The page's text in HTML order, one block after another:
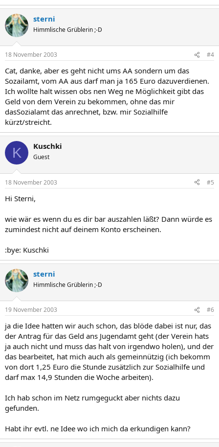
sterni
Himmlische Grüblerin ;-D
18 November 2003 #4
Cat, danke, aber es geht nicht ums AA sondern um das
Sozailamt, vom AA aus darf man ja 165 Euro dazuverdienen.
Ich wollte halt wissen obs nen Weg ne Möglichkeit gibt das
Geld von dem Verein zu bekommen, ohne das mir
dasSozialamt das anrechnet, bzw. mir Sozialhilfe
kürzt/streicht.
K Kuschki
Guest
18 November 2003 #5
Hi Sterni,
wie wär es wenn du es dir bar auszahlen läßt? Dann würde es
zumindest nicht auf deinem Konto erscheinen.
:bye: Kuschki
sterni
Himmlische Grüblerin ;-D
19 November 2003 #6
ja die Idee hatten wir auch schon, das blöde dabei ist nur, das
der Antrag für das Geld ans Jugendamt geht (der Verein hats
ja auch nicht und muss das halt von irgendwo holen), und der
das bearbeitet, hat mich auch als gemeinnützig (ich bekomm
von dort 1,25 Euro die Stunde zusätzlich zur Sozialhilfe und
darf max 14,9 Stunden die Woche arbeiten).
Ich hab schon im Netz rumgeguckt aber nichts dazu
gefunden.
Habt ihr evtl. ne Idee wo ich mich da erkundigen kann?